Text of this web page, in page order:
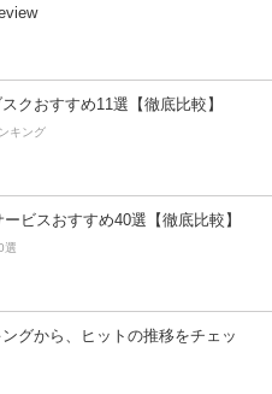
クおすすめ11選【徹底比較】
キング
ビスおすすめ40選【徹底比較】
選
グから、ヒットの推移をチェッ